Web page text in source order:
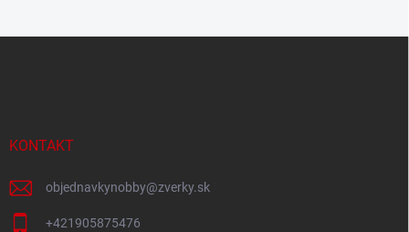
KONTAKT
objednavkynobby@zverky.sk
+421905875476